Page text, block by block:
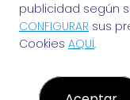
EL VENDEDOR DE
¿Quiénes somos?
Resultados
Contacto
publicidad según
CONFIGURAR sus
Cookies AQUÍ.